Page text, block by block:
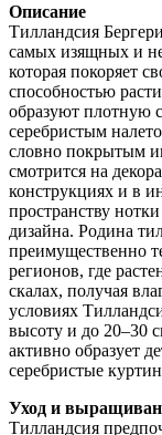
Описание
Тилландсия
самых изящных и
которая покоряет
способностью
образуют плотную
серебристым
словно покрытым
смотрится на
конструкциях и в
пространству
дизайна. Родина
преимущественно
регионов, где
скалах, получая
условиях
высоту и до 20–30
активно образует
серебристые
Уход и
Тилландсия